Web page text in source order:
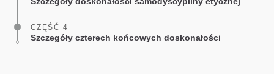
CZĘŚĆ 4
Szczegóły czterech końcowych doskonałości